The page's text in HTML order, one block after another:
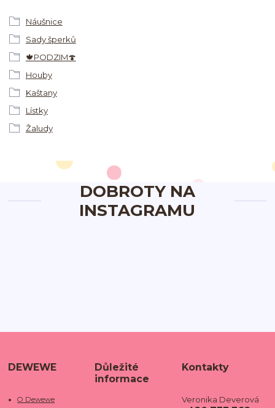
Náušnice
Sady šperků
🍁PODZIM🍄
Houby
Kaštany
Lístky
Žaludy
DOBROTY NA
INSTAGRAMU
DEWEWE
O Dewewe
Důležité
informace
Kontakty
Veronika Deverová